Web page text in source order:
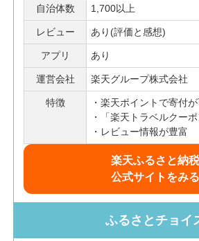
自治体数 1,700以上
レビュー あり(評価と感想)
アプリ あり
運営会社 楽天グループ株式会社
特徴
楽天ポイントで寄付
「楽天トラベルクー
レビュー情報が豊富
楽天ふるさと納税
公式サイトをみる
ふるさとチョイ